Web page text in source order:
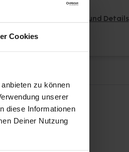
Cookies
zu können
unserer
diese Informationen
Deiner Nutzung
Pflichtangaben und Details
16,62